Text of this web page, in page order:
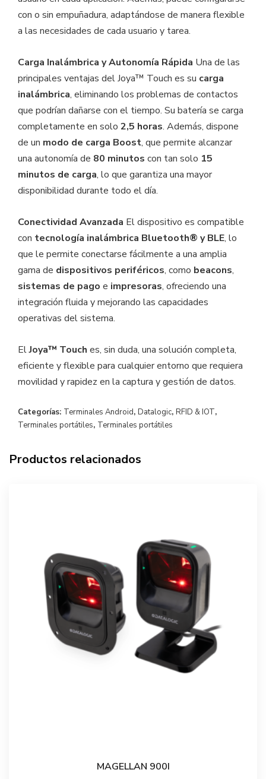
con o sin empuñadura, adaptándose de manera flexible
a las necesidades de cada usuario y tarea.
Carga Inalámbrica y Autonomía Rápida Una de las
principales ventajas del Joya™ Touch es su carga
inalámbrica, eliminando los problemas de contactos
que podrían dañarse con el tiempo. Su batería se carga
completamente en solo 2,5 horas. Además, dispone
de un modo de carga Boost, que permite alcanzar
una autonomía de 80 minutos con tan solo 15
minutos de carga, lo que garantiza una mayor
disponibilidad durante todo el día.
Conectividad Avanzada El dispositivo es compatible
con tecnología inalámbrica Bluetooth® y BLE, lo
que le permite conectarse fácilmente a una amplia
gama de dispositivos periféricos, como beacons,
sistemas de pago e impresoras, ofreciendo una
integración fluida y mejorando las capacidades
operativas del sistema.
ElJoya™ Touch es, sin duda, una solución completa,
eficiente y flexible para cualquier entorno que requiera
movilidad y rapidez en la captura y gestión de datos.
Categorías: Terminales Android, Datalogic, RFID & IOT,
Terminales portátiles, Terminales portátiles
Productos relacionados
MAGELLAN 900I